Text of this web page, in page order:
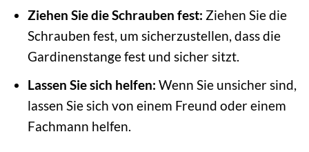
Ziehen Sie die Schrauben fest: Ziehen Sie die
Schrauben fest, um sicherzustellen, dass die
Gardinenstange fest und sicher sitzt.
Lassen Sie sich helfen: Wenn Sie unsicher sind,
lassen Sie sich von einem Freund oder einem
Fachmann helfen.